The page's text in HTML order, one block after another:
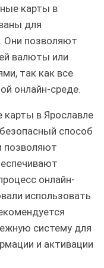
карты в
для
Они позволяют
валюты или
так как все
онлайн-среде.
карты в Ярославле
способ
позволяют
онлайн-
использовать
систему для
и активации